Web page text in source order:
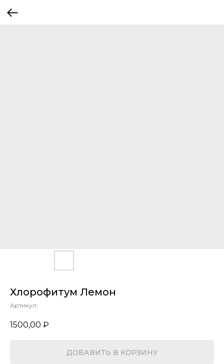
Хлорофитум Лемон
Артикул:
1500,00 ₽
ДОБАВИТЬ В КОРЗИНУ